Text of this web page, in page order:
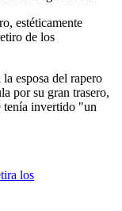
estéticamente
de los
esposa del rapero
por su gran trasero,
tenía invertido "un